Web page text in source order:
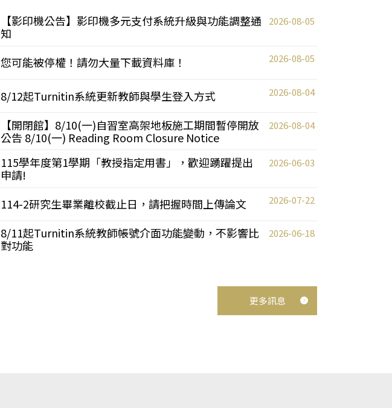
【影印機公告】影印機多元支付系統升級與功能調整通
知
2026-08-05
您可能被停權！請勿大量下載資料庫！ 2026-08-05
8/12起Turnitin系統更新教師與學生登入方式 2026-08-04
【開閉館】8/10(一)自習室高架地板施工期間暫停開放
公告 8/10(一) Reading Room Closure Notice
2026-08-04
115學年度第1學期「教授指定用書」，歡迎踴躍提出
申請!
2026-06-03
114-2研究生畢業離校截止日，請把握時間上傳論文 2026-07-22
8/11起Turnitin系統教師帳號介面功能變動，不影響比
對功能
2026-06-18
更多訊息